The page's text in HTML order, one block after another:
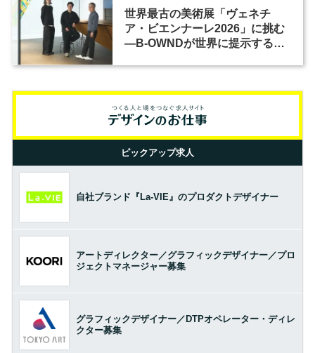
世界最古の美術展「ヴェネチ
ア・ビエンナーレ2026」に挑む
―B-OWNDが世界に提示する美
ピックアップ求人
自社ブランド『La-VIE』のプロダクトデザイナー
アートディレクター／グラフィックデザイナー／プロ
ジェクトマネージャー募集
グラフィックデザイナー／DTPオペレーター・ディレ
クター募集